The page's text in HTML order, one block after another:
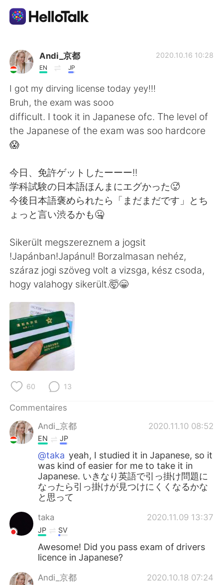
Appli d'échange linguistique
AI Grammar Checker
Français
繁體中文 Español
العربية Deutsch
Русский ไทย
Indonesia Italiano
Türkçe
Português
Andi_京都
EN JP
2020.10.16 10:28
I got my dirving license today yey!!!
Bruh, the exam was sooo
difficult. I took it in Japanese ofc. The level of
the Japanese of the exam was soo hardcore
😱
今日、免許ゲットしたーーー!!
学科試験の日本語ほんまにエグかった🥵
今後日本語褒められたら「まだまだです」とち
ょっと言い渋るかも🤐
Sikerült megszereznem a jogsit
!Japánban!Japánul! Borzalmasan nehéz,
száraz jogi szöveg volt a vizsga, kész csoda,
hogy valahogy sikerült.🤯😁
60 13
Commentaires
Andi_京都
2020.11.10 08:52
EN JP
@taka yeah, I studied it in Japanese, so it
was kind of easier for me to take it in
Japanese. いきなり英語で引っ掛け問題に
なったら引っ掛けが見つけにくくなるかな
と思って
taka 2020.11.09 13:37
JP SV
Awesome! Did you pass exam of drivers
licence in Japanese?
Andi_京都 2020.10.18 07:24